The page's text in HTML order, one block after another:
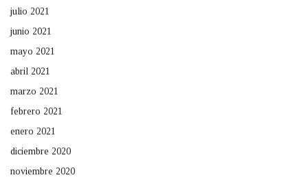
julio 2021
junio 2021
mayo 2021
abril 2021
marzo 2021
febrero 2021
enero 2021
diciembre 2020
noviembre 2020